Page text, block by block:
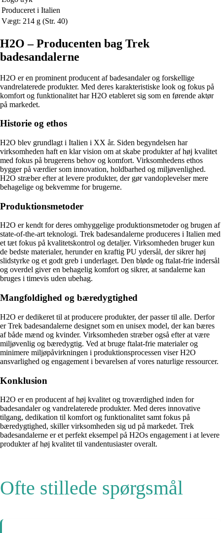
Produceret i Italien
Vægt: 214 g (Str. 40)
H2O – Producenten bag Trek
badesandalerne
H2O er en prominent producent af badesandaler og forskellige
vandrelaterede produkter. Med deres karakteristiske look og fokus på
komfort og funktionalitet har H2O etableret sig som en førende aktør
på markedet.
Historie og ethos
H2O blev grundlagt i Italien i XX år. Siden begyndelsen har
virksomheden haft en klar vision om at skabe produkter af høj kvalitet
med fokus på brugerens behov og komfort. Virksomhedens ethos
bygger på værdier som innovation, holdbarhed og miljøvenlighed.
H2O stræber efter at levere produkter, der gør vandoplevelser mere
behagelige og bekvemme for brugerne.
Produktionsmetoder
H2O er kendt for deres omhyggelige produktionsmetoder og brugen af
state-of-the-art teknologi. Trek badesandalerne produceres i Italien med
et tæt fokus på kvalitetskontrol og detaljer. Virksomheden bruger kun
de bedste materialer, herunder en kraftig PU ydersål, der sikrer høj
slidstyrke og et godt greb i underlaget. Den bløde og ftalat-frie indersål
og overdel giver en behagelig komfort og sikrer, at sandalerne kan
bruges i timevis uden ubehag.
Mangfoldighed og bæredygtighed
H2O er dedikeret til at producere produkter, der passer til alle. Derfor
er Trek badesandalerne designet som en unisex model, der kan bæres
af både mænd og kvinder. Virksomheden stræber også efter at være
miljøvenlig og bæredygtig. Ved at bruge ftalat-frie materialer og
minimere miljøpåvirkningen i produktionsprocessen viser H2O
ansvarlighed og engagement i bevarelsen af vores naturlige ressourcer.
Konklusion
H2O er en producent af høj kvalitet og troværdighed inden for
badesandaler og vandrelaterede produkter. Med deres innovative
tilgang, dedikation til komfort og funktionalitet samt fokus på
bæredygtighed, skiller virksomheden sig ud på markedet. Trek
badesandalerne er et perfekt eksempel på H2Os engagement i at levere
produkter af høj kvalitet til vandentusiaster overalt.
Ofte stillede spørgsmål